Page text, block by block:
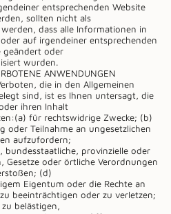
entsprechenden Website
sollten nicht als
dass alle Informationen in
auf irgendeiner entsprechenden
geändert oder
wurden.
ANWENDUNGEN
die in den Allgemeinen
sind, ist es Ihnen untersagt, die
ihren Inhalt
für rechtswidrige Zwecke; (b)
oder Teilnahme an ungesetzlichen
aufzufordern;
provinzielle oder
Gesetze oder örtliche Verordnungen
(d)
Eigentum oder die Rechte an
beeinträchtigen oder zu verletzen;
belästigen,